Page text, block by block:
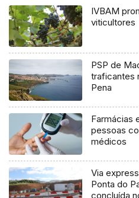
IVBAM
viticultores
PSP de
traficantes
Pena
Farmácias
pessoas
médicos
Via
Ponta do
concluída